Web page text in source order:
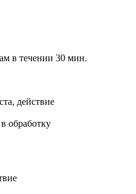
в течении 30 мин.
действие
обработку